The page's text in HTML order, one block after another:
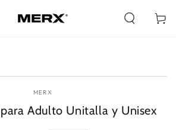
Carrito
MERX
Adulto Unitalla y Unisex